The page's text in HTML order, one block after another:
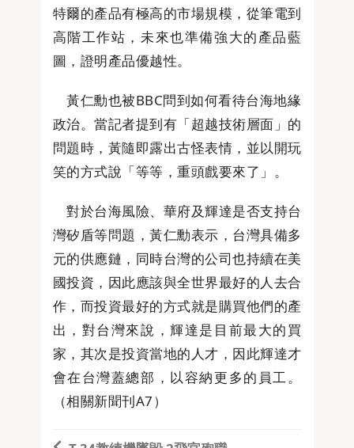
特爾的產品有極高的市場規模，從筆電到
高階工作站，未來也準備強大的產品藍
圖，證明產品優越性。
黃仁勳也被BBC問到如何看待台海地緣
政治。當記者提到有「超越技術層面」的
問題時，黃隨即露出古怪表情，並以開玩
笑的方式說「等等，重頭戲要來了」。
對於台海風險、華府及輝達是否支持台
灣矽盾等問題，黃仁勳表示，台灣具備多
元的供應鏈，同時台灣的公司也持續在美
國投資，因此應該與全世界最好的人去合
作，而投資最好的方式就是購買他們的產
出，對台灣來說，輝達是目前最大的買
家，其次是投資當地的人才，因此輝達才
會在台灣蓋總部，以容納更多的員工。
（相關新聞刊A7）